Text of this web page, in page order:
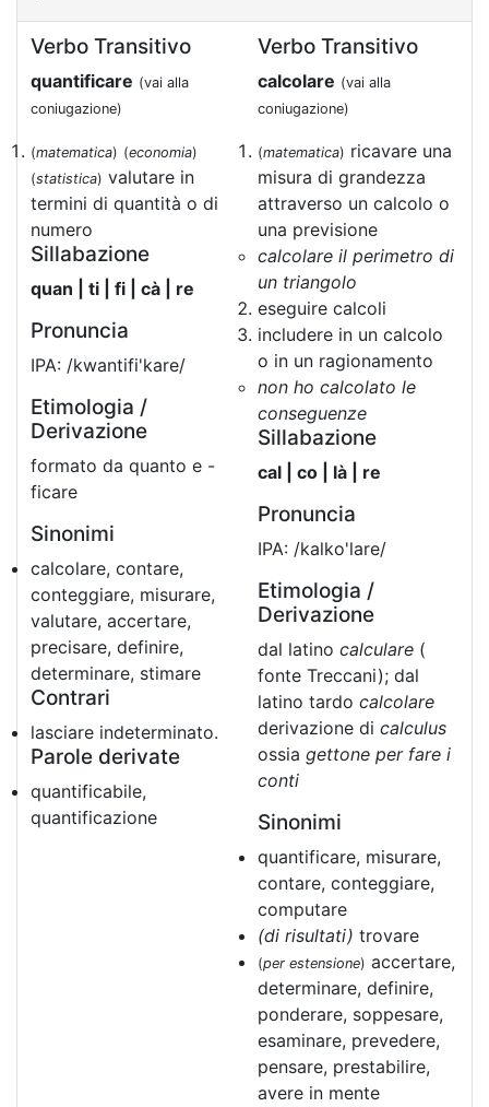
Verbo Transitivo
quantificare (vai alla
coniugazione)
(matematica) (economia)
(statistica) valutare in
termini di quantità o di
numero
Sillabazione
quan | ti | fi | cà | re
Pronuncia
IPA: /kwantifi'kare/
Etimologia /
Derivazione
formato da quanto e -
ficare
Sinonimi
calcolare, contare,
conteggiare, misurare,
valutare, accertare,
precisare, definire,
determinare, stimare
Contrari
lasciare indeterminato.
Parole derivate
quantificabile,
quantificazione
Verbo Transitivo
calcolare (vai alla
coniugazione)
(matematica) ricavare una
misura di grandezza
attraverso un calcolo o
una previsione
calcolare il perimetro di
un triangolo
eseguire calcoli
includere in un calcolo
o in un ragionamento
non ho calcolato le
conseguenze
Sillabazione
cal | co | là | re
Pronuncia
IPA: /kalko'lare/
Etimologia /
Derivazione
dal latino calculare (
fonte Treccani); dal
latino tardo calcolare
derivazione di calculus
ossia gettone per fare i
conti
Sinonimi
quantificare, misurare,
contare, conteggiare,
computare
(di risultati) trovare
(per estensione) accertare,
determinare, definire,
ponderare, soppesare,
esaminare, prevedere,
pensare, prestabilire,
avere in mente